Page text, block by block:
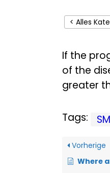
< Alles
If the
of the
greater
Tags:
Vorherige
Where